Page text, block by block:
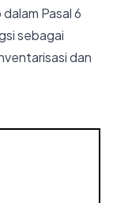
Pasal 6
sebagai
dan